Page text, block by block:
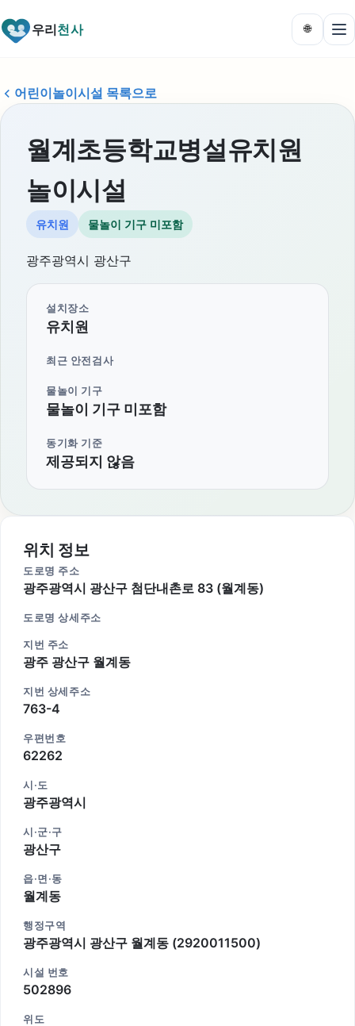
우리천사 🌐
어린이놀이시설 목록으로
월계초등학교병설유치원
놀이시설
유치원 물놀이 기구 미포함
광주광역시 광산구
설치장소
유치원
최근 안전검사
물놀이 기구
물놀이 기구 미포함
동기화 기준
제공되지 않음
위치 정보
도로명 주소
광주광역시 광산구 첨단내촌로 83 (월계동)
도로명 상세주소
지번 주소
광주 광산구 월계동
지번 상세주소
763-4
우편번호
62262
시·도
광주광역시
시·군·구
광산구
읍·면·동
월계동
행정구역
광주광역시 광산구 월계동 (2920011500)
시설 번호
502896
위도